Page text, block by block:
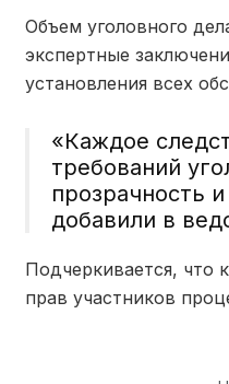
Объем уголовного
экспертные
установления всех
«Каждое
требований
прозрачность
добавили в
Подчеркивается, что
прав участников